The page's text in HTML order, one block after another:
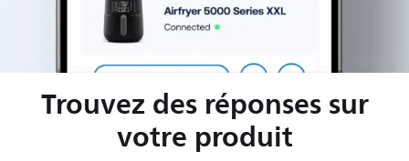
Trouvez des réponses sur
votre produit